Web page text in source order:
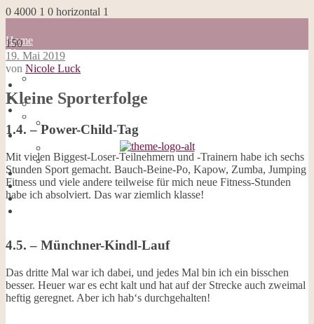
0 4000 1 0 horizontal 1
Home
Blog
about me
Impressum
Datenschutzerklärung
Galerie
Opal-Abos
Strickblogs
Hörbücher
150
Home
Blog
about me
100 Dinge
Impressum
Datenschutzerklärung
Cookies
Galerie
Opal-Abos
Strickblogs
19. Mai 2019
von Nicole Luck
Kleine Sporterfolge
1.4. – Power-Child-Tag
Mit vielen Biggest-Loser-Teilnehmern und -Trainern habe ich sechs
Stunden Sport gemacht. Bauch-Beine-Po, Kapow, Zumba, Jumping
Fitness und viele andere teilweise für mich neue Fitness-Stunden
habe ich absolviert. Das war ziemlich klasse!
4.5. – Münchner-Kindl-Lauf
Das dritte Mal war ich dabei, und jedes Mal bin ich ein bisschen
besser. Heuer war es echt kalt und hat auf der Strecke auch zweimal
heftig geregnet. Aber ich hab‘s durchgehalten!